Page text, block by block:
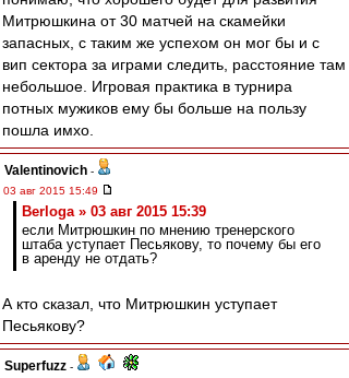
Митрюшкина от 30 матчей на скамейки
запасных, с таким же успехом он мог бы и с
вип сектора за играми следить, расстояние там
небольшое. Игровая практика в турнира
потных мужиков ему бы больше на пользу
пошла имхо.
Valentinovich -
03 авг 2015 15:49
Berloga » 03 авг 2015 15:39
если Митрюшкин по мнению тренерского
штаба уступает Песьякову, то почему бы его
в аренду не отдать?
А кто сказал, что Митрюшкин уступает
Песьякову?
Superfuzz -